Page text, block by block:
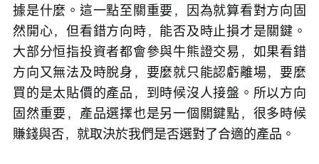
據是什麼。這一點至關重要，因為就算看對方向固
然開心，但看錯方向時，能否及時止損才是關鍵。
大部分恒指投資者都會參與牛熊證交易，如果看錯
方向又無法及時脫身，要麼就只能認虧離場，要麼
買的是太貼價的產品，到時候沒人接盤。所以方向
固然重要，產品選擇也是另一個關鍵點，很多時候
賺錢與否，就取決於我們是否選對了合適的產品。